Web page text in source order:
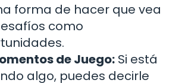
forma de hacer que vea
como
de Juego: Si está
algo, puedes decirle